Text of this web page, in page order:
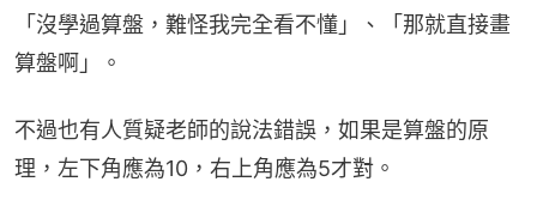
「沒學過算盤，難怪我完全看不懂」、「那就直接畫
算盤啊」。
不過也有人質疑老師的說法錯誤，如果是算盤的原
理，左下角應為10，右上角應為5才對。